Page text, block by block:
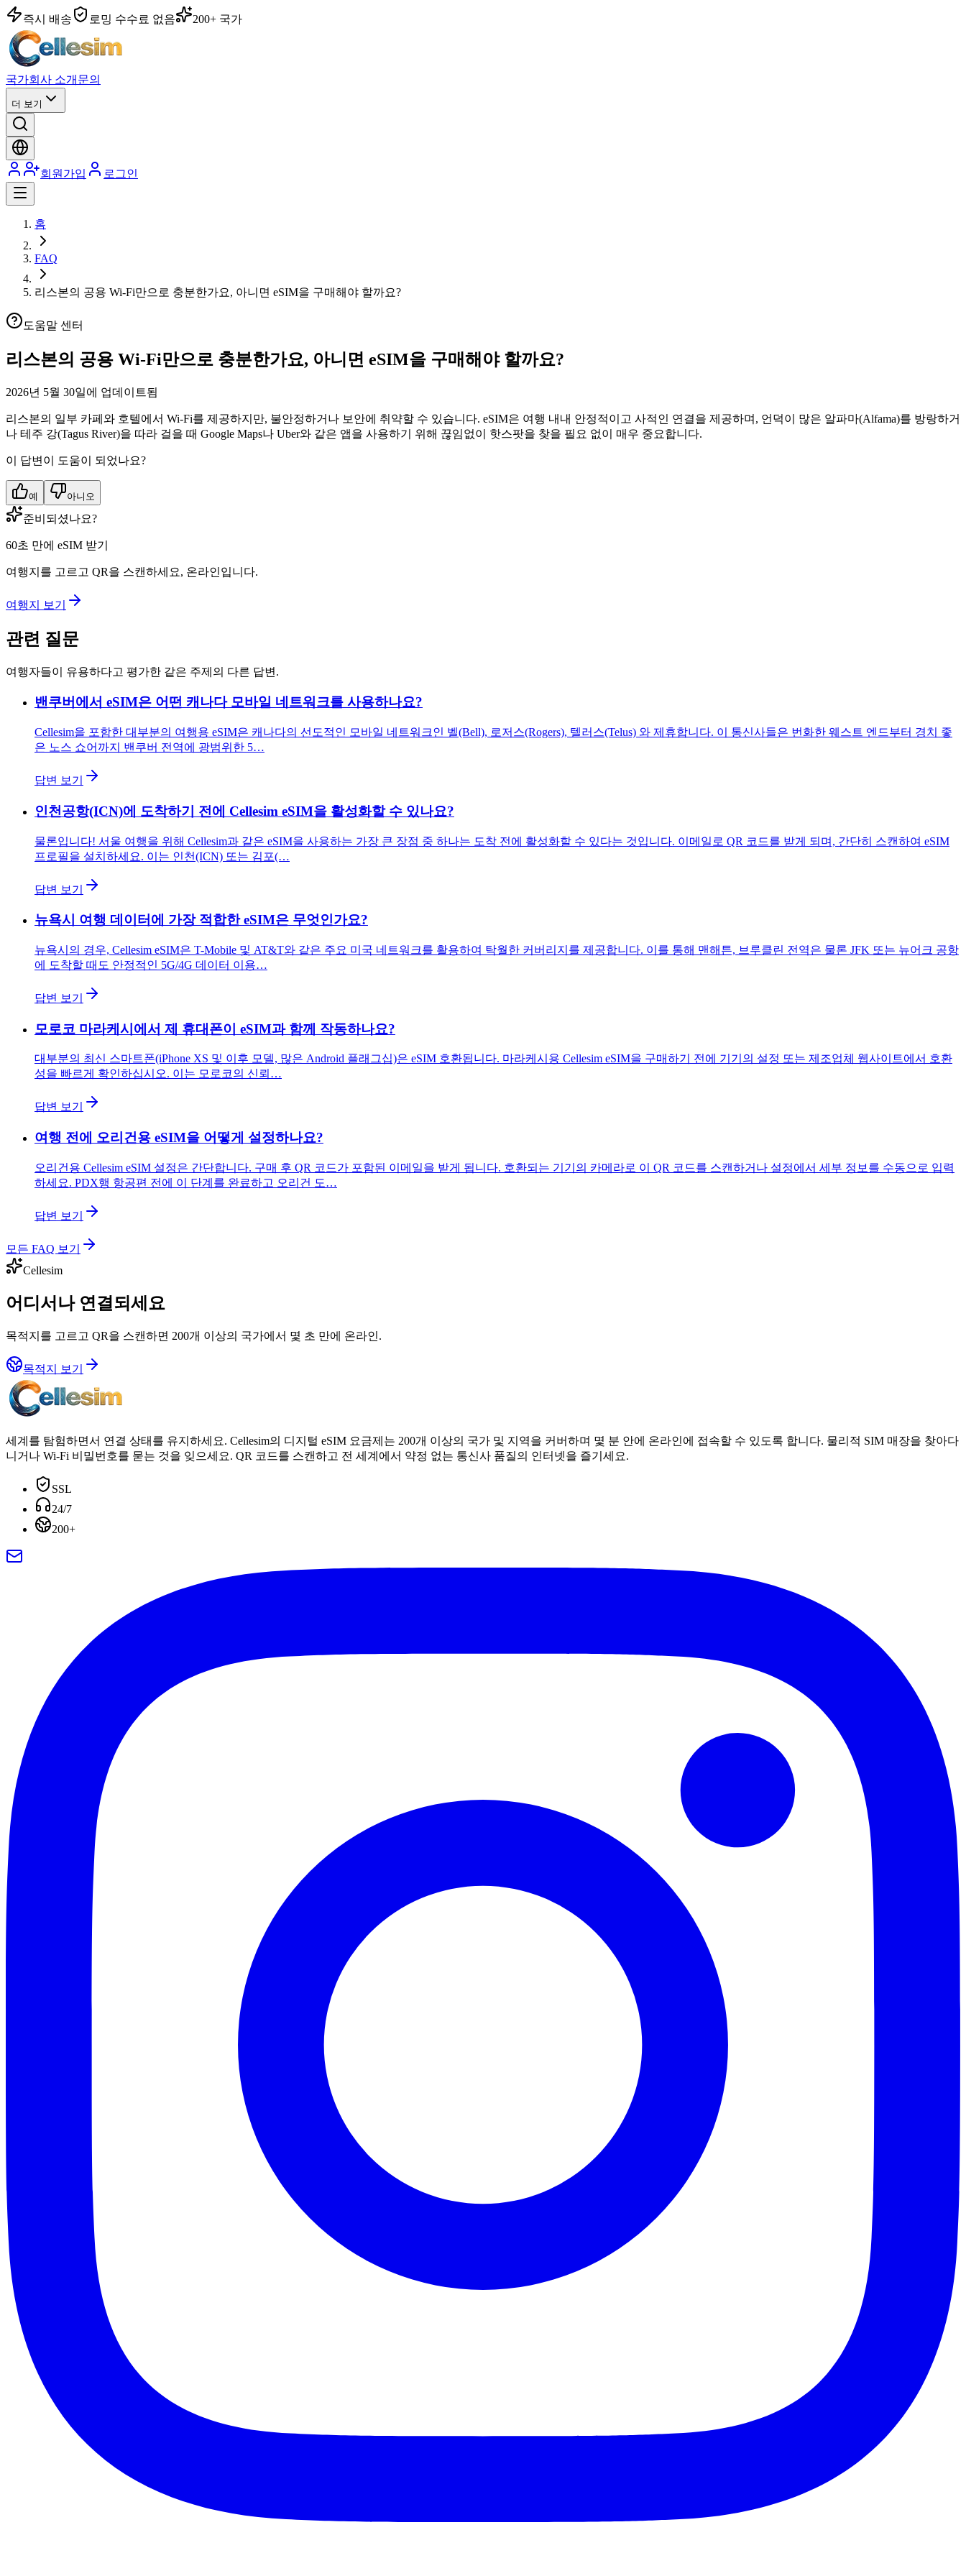
즉시 배송 로밍 수수료 없음 200+ 국가
국가회사 소개 문의
더 보기
회원가입 로그인
홈
FAQ
리스본의 공용 Wi-Fi만으로 충분한가요, 아니면 eSIM을 구매해야 할까요?
도움말 센터
리스본의 공용 Wi-Fi만으로 충분한가요, 아니면 eSIM을 구매해야 할까요?
2026년 5월 30일에 업데이트됨
리스본의 일부 카페와 호텔에서 Wi-Fi를 제공하지만, 불안정하거나 보안에 취약할 수 있습니다. eSIM은 여행 내내 안정적이고 사적인 연결을 제공하며, 언덕이 많은 알파마(Alfama)를 방랑하거
나 테주 강(Tagus River)을 따라 걸을 때 Google Maps나 Uber와 같은 앱을 사용하기 위해 끊임없이 핫스팟을 찾을 필요 없이 매우 중요합니다.
이 답변이 도움이 되었나요?
예 아니오
준비되셨나요?
60초 만에 eSIM 받기
여행지를 고르고 QR을 스캔하세요, 온라인입니다.
여행지 보기
관련 질문
여행자들이 유용하다고 평가한 같은 주제의 다른 답변.
밴쿠버에서 eSIM은 어떤 캐나다 모바일 네트워크를 사용하나요?
Cellesim을 포함한 대부분의 여행용 eSIM은 캐나다의 선도적인 모바일 네트워크인 벨(Bell), 로저스(Rogers), 텔러스(Telus) 와 제휴합니다. 이 통신사들은 번화한 웨스트 엔드부터 경치 좋
은 노스 쇼어까지 밴쿠버 전역에 광범위한 5…
답변 보기
인천공항(ICN)에 도착하기 전에 Cellesim eSIM을 활성화할 수 있나요?
물론입니다! 서울 여행을 위해 Cellesim과 같은 eSIM을 사용하는 가장 큰 장점 중 하나는 도착 전에 활성화할 수 있다는 것입니다. 이메일로 QR 코드를 받게 되며, 간단히 스캔하여 eSIM
프로필을 설치하세요. 이는 인천(ICN) 또는 김포(…
답변 보기
뉴욕시 여행 데이터에 가장 적합한 eSIM은 무엇인가요?
뉴욕시의 경우, Cellesim eSIM은 T-Mobile 및 AT&T와 같은 주요 미국 네트워크를 활용하여 탁월한 커버리지를 제공합니다. 이를 통해 맨해튼, 브루클린 전역은 물론 JFK 또는 뉴어크 공항
에 도착할 때도 안정적인 5G/4G 데이터 이용…
답변 보기
모로코 마라케시에서 제 휴대폰이 eSIM과 함께 작동하나요?
대부분의 최신 스마트폰(iPhone XS 및 이후 모델, 많은 Android 플래그십)은 eSIM 호환됩니다. 마라케시용 Cellesim eSIM을 구매하기 전에 기기의 설정 또는 제조업체 웹사이트에서 호환
성을 빠르게 확인하십시오. 이는 모로코의 신뢰…
답변 보기
여행 전에 오리건용 eSIM을 어떻게 설정하나요?
오리건용 Cellesim eSIM 설정은 간단합니다. 구매 후 QR 코드가 포함된 이메일을 받게 됩니다. 호환되는 기기의 카메라로 이 QR 코드를 스캔하거나 설정에서 세부 정보를 수동으로 입력
하세요. PDX행 항공편 전에 이 단계를 완료하고 오리건 도…
답변 보기
모든 FAQ 보기
Cellesim
어디서나 연결되세요
목적지를 고르고 QR을 스캔하면 200개 이상의 국가에서 몇 초 만에 온라인.
목적지 보기
세계를 탐험하면서 연결 상태를 유지하세요. Cellesim의 디지털 eSIM 요금제는 200개 이상의 국가 및 지역을 커버하며 몇 분 안에 온라인에 접속할 수 있도록 합니다. 물리적 SIM 매장을 찾아다
니거나 Wi-Fi 비밀번호를 묻는 것을 잊으세요. QR 코드를 스캔하고 전 세계에서 약정 없는 통신사 품질의 인터넷을 즐기세요.
SSL
24/7
200+